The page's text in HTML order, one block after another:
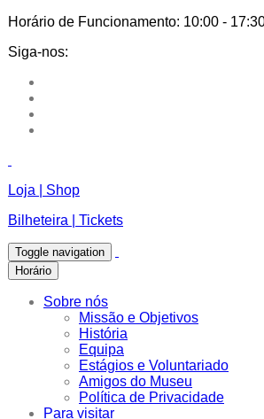
Horário de Funcionamento: 10:00 -
Siga-nos:
Loja | Shop
Bilheteira | Tickets
Toggle navigation
Horário
Sobre nós
Missão e Objetivos
História
Equipa
Estágios e Voluntariado
Amigos do Museu
Política de Privacidade
Para visitar